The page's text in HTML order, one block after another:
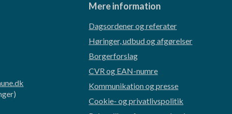
Mere information
Dagsordener og referater
Høringer, udbud og afgørelser
Borgerforslag
CVR og EAN-numre
Kommunikation og presse
Cookie- og privatlivspolitik